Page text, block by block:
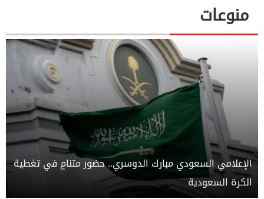
منوعات
الإعلامي السعودي مبارك الدوسري.. حضور متنامٍ في تغطية
الكرة السعودية